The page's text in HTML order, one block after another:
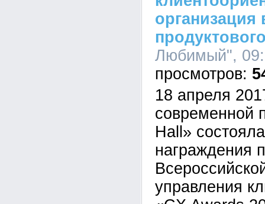
организация
Любимый",
18 апреля
современной
Hall»
награждения
управления